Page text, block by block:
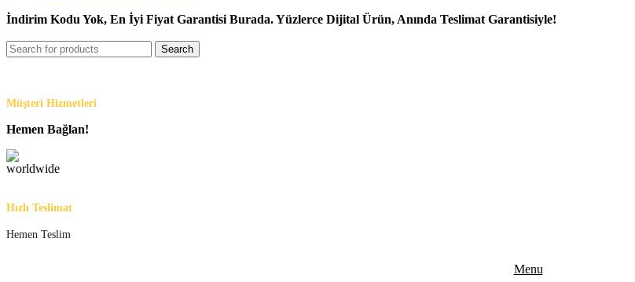
İndirim Kodu Yok, En İyi Fiyat Garantisi Burada. Yüzlerce Dijital Ürün, Anında Teslimat Garantisiyle!
Search
Müşteri Hizmetleri
Hemen Bağlan!
Hızlı Teslimat
Hemen Teslim
Menu